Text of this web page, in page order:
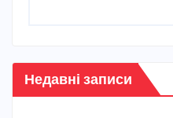
Недавні записи